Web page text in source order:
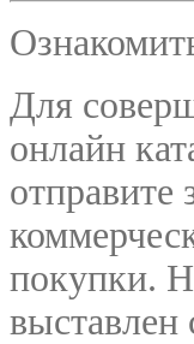
Для
онлайн
отправите
покупки.
выставлен